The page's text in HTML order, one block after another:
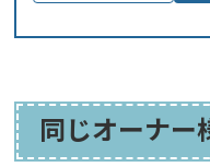
同じオーナー